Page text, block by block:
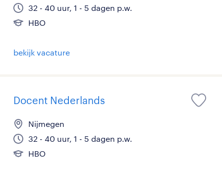
32 - 40 uur, 1 - 5 dagen p.w.
HBO
bekijk vacature
Docent Nederlands
Nijmegen
32 - 40 uur, 1 - 5 dagen p.w.
HBO